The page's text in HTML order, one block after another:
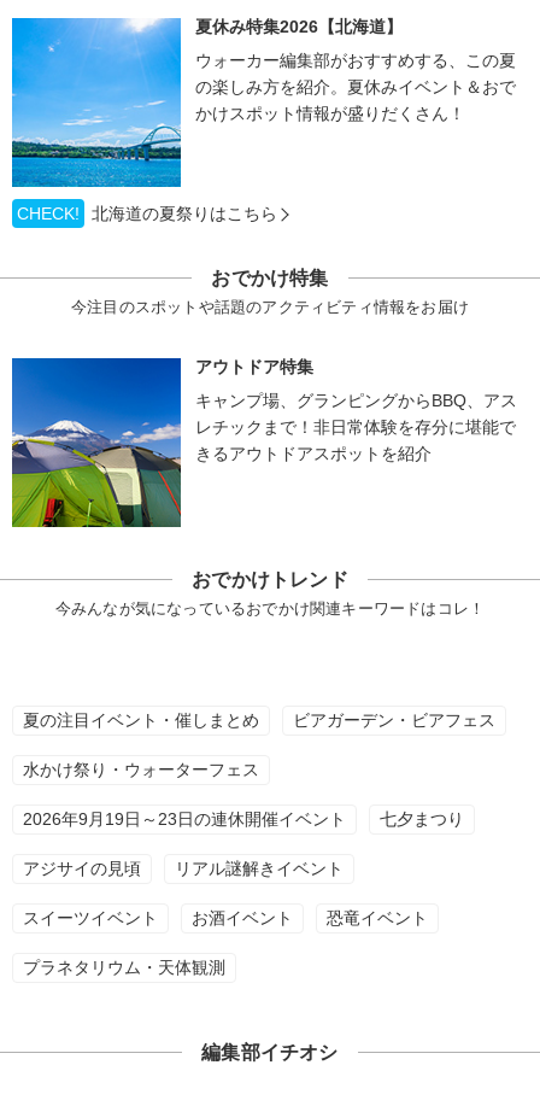
夏休み特集2026【北海道】
ウォーカー編集部がおすすめする、この夏
の楽しみ方を紹介。夏休みイベント＆おで
かけスポット情報が盛りだくさん！
CHECK! 北海道の夏祭りはこちら
おでかけ特集
今注目のスポットや話題のアクティビティ情報をお届け
アウトドア特集
キャンプ場、グランピングからBBQ、アス
レチックまで！非日常体験を存分に堪能で
きるアウトドアスポットを紹介
おでかけトレンド
今みんなが気になっているおでかけ関連キーワードはコレ！
夏の注目イベント・催しまとめ ビアガーデン・ビアフェス
水かけ祭り・ウォーターフェス
2026年9月19日～23日の連休開催イベント 七夕まつり
アジサイの見頃 リアル謎解きイベント
スイーツイベント お酒イベント 恐竜イベント
プラネタリウム・天体観測
編集部イチオシ